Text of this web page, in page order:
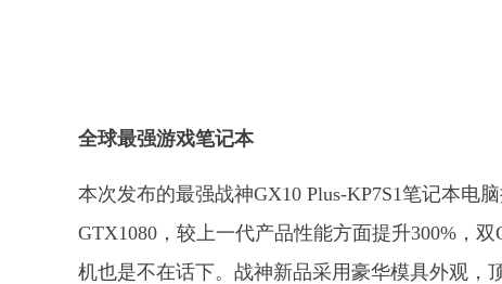
全球最强游戏笔记本
本次发布的最强战神GX10 Plus-KP7S1笔记本电
GTX1080，较上一代产品性能方面提升300%，
机也是不在话下。战神新品采用豪华模具外观，